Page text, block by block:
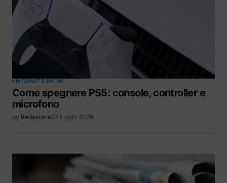
INTERNET E SOCIAL
Come spegnere PS5: console, controller e
microfono
by Redazione27 Luglio 2026